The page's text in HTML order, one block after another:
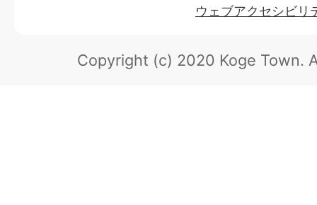
ウェブアクセシビリ
Copyright (c) 2020 Koge Town.